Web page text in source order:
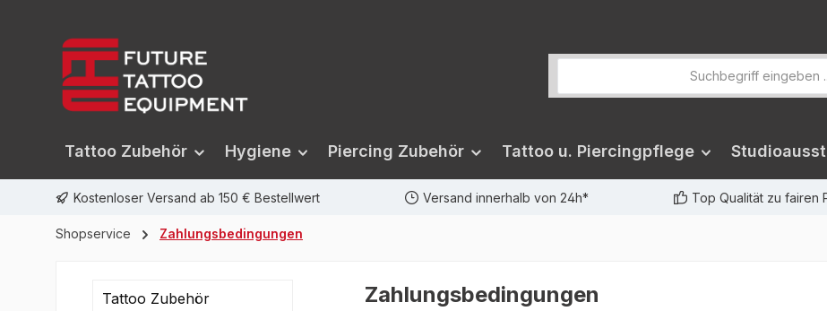
Tattoo Zubehör Hygiene Piercing Zubehör Tattoo u. Piercingpflege
Kostenloser Versand ab 150 € Bestellwert Versand innerhalb von 24h* Top Qualität zu fairen
Shopservice Zahlungsbedingungen
Tattoo Zubehör Zahlungsbedingungen